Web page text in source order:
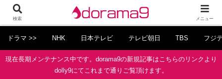
ドラマ >> NHK 日本テレビ テレビ朝日 TBS フジ
現在長期メンテナンス中です。dorama9の新規記事はこちらのリンクより
dolly9にてこれまで通りご覧頂けます。
検索 メニュー